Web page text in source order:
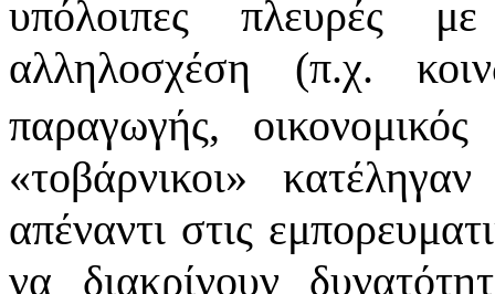
υπόλοιπες πλευρές
αλληλοσχέση (π.χ.
παραγωγής,
«τοβάρνικοι»
απέναντι στις
να διακρίνουν